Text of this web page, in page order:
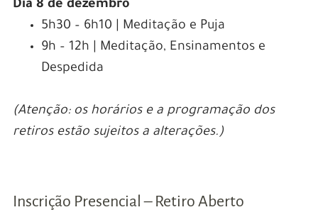
Dia 8 de dezembro
5h30 – 6h10 | Meditação e Puja
9h – 12h | Meditação, Ensinamentos e
Despedida
(Atenção: os horários e a programação dos
retiros estão sujeitos a alterações.)
Inscrição Presencial – Retiro Aberto